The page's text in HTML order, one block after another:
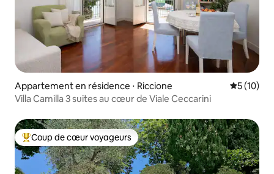
Appartement en résidence ⋅ Riccione
5 (10)
Villa Camilla 3 suites au cœur de Viale Ceccarini
Coups de cœur voyageurs les plus appréciés
Coup de cœur voyageurs